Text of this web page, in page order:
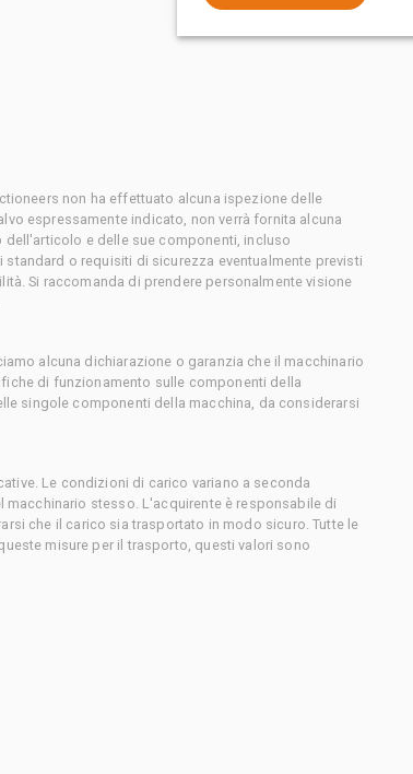
non ha effettuato alcuna ispezione delle
espressamente indicato, non verrà fornita alcuna
e delle sue componenti, incluso
o requisiti di sicurezza eventualmente previsti
Si raccomanda di prendere personalmente visione
alcuna dichiarazione o garanzia che il macchinario
di funzionamento sulle componenti della
singole componenti della macchina, da considerarsi
Le condizioni di carico variano a seconda
stesso. L'acquirente è responsabile di
che il carico sia trasportato in modo sicuro. Tutte le
misure per il trasporto, questi valori sono